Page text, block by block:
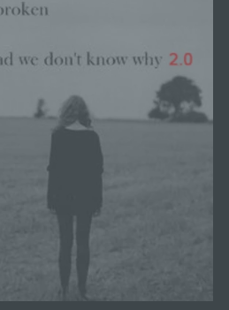
Mitgliedstaaten
oder juristische
Einrichtung oder andere
Person, dem
unter der unmittelbaren
befugt sind, die